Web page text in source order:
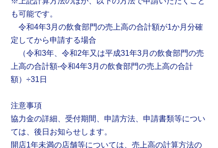
も可能です。
令和4年3月の飲食部門の売上高の合計額が1か月分確
定してから申請する場合
（令和3年、令和2年又は平成31年3月の飲食部門の売
上高の合計額-令和4年3月の飲食部門の売上高の合計
額）÷31日
注意事項
協力金の詳細、受付期間、申請方法、申請書類等につい
ては、後日お知らせします。
開店1年未満の店舗等については、売上高の計算方法の